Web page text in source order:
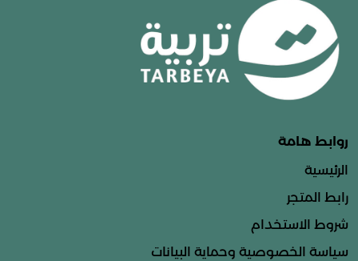
روابط هامة
الرئيسية
رابط المتجر
شروط الاستخدام
سياسة الخصوصية وحماية البيانات